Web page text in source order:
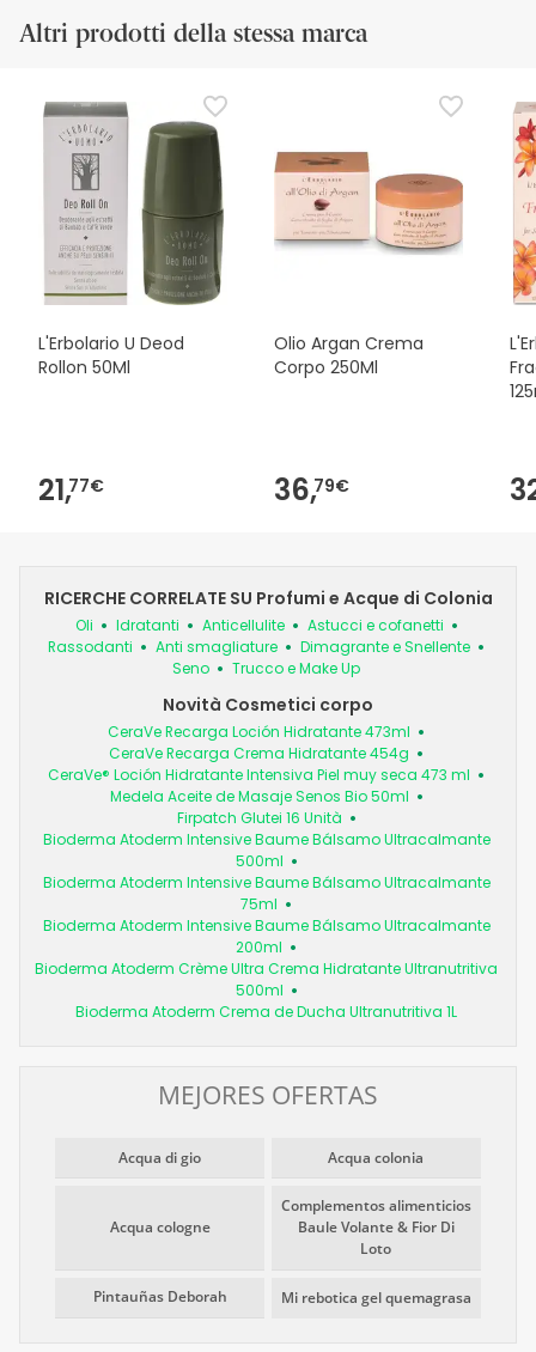
Altri prodotti della stessa marca
L'Erbolario U Deod
Rollon 50Ml
21,77€
Olio Argan Crema
Corpo 250Ml
36,79€
RICERCHE CORRELATE SU Profumi e Acque di Colonia
Oli Idratanti Anticellulite
Astucci e cofanetti
Rassodanti
Anti smagliature
Dimagrante e Snellente
Seno
Trucco e Make Up
Novità Cosmetici corpo
CeraVe Recarga Loción Hidratante 473ml
CeraVe Recarga Crema Hidratante 454g
CeraVe® Loción Hidratante Intensiva Piel muy seca 473 ml
Medela Aceite de Masaje Senos Bio 50ml
Firpatch Glutei 16 Unità
Bioderma Atoderm Intensive Baume Bálsamo Ultracalmante
500ml
Bioderma Atoderm Intensive Baume Bálsamo Ultracalmante
75ml
Bioderma Atoderm Intensive Baume Bálsamo Ultracalmante
200ml
Bioderma Atoderm Crème Ultra Crema Hidratante Ultranutritiva
500ml
Bioderma Atoderm Crema de Ducha Ultranutritiva 1L
MEJORES OFERTAS
Acqua di gio Acqua colonia
Acqua cologne
Complementos alimenticios
Baule Volante & Fior Di
Loto
Pintauñas Deborah Mi rebotica gel quemagrasa